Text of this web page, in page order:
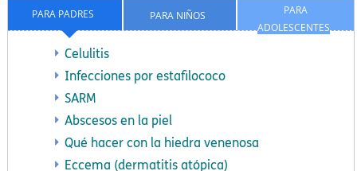
PARA
ADOLESCENTES
PARA NIÑOS
PARA PADRES
Celulitis
Infecciones por estafilococo
SARM
Abscesos en la piel
Qué hacer con la hiedra venenosa
Eccema (dermatitis atópica)